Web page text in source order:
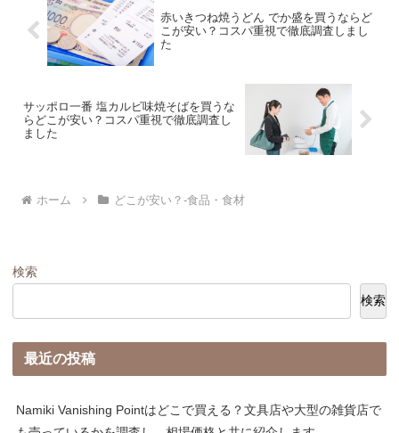
赤いきつね焼うどん でか盛を買うならど
こが安い？コスパ重視で徹底調査しまし
た
サッポロ一番 塩カルビ味焼そばを買うな
らどこが安い？コスパ重視で徹底調査し
ました
ホーム どこが安い？-食品・食材
検索
検索
最近の投稿
Namiki Vanishing Pointはどこで買える？文具店や大型の雑貨店で